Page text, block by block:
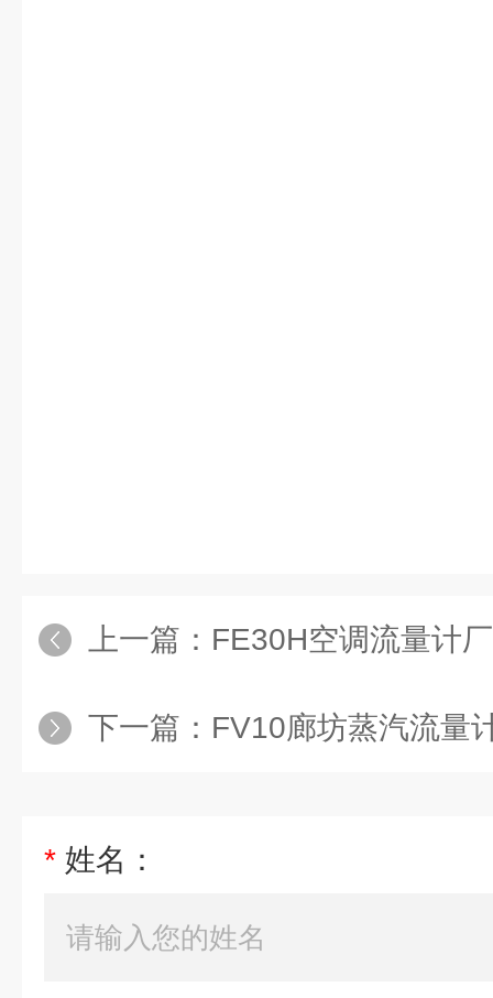
上一篇： FE30H空调流量计
下一篇： FV10廊坊蒸汽流量计
* 姓名：